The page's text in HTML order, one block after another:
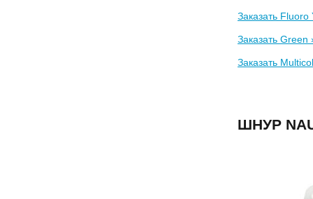
Заказать Fluoro
Заказать Green
Заказать
ШНУР